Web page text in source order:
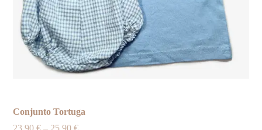
Conjunto Tortuga
23,90€ – 25,90€